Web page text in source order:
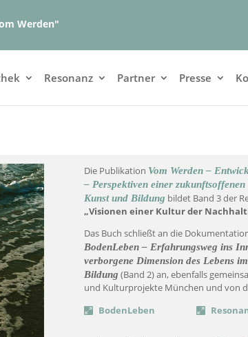
Werden"
Resonanz Partner Presse
Die Publikation Vom Werden –
– Perspektiven einer
Kunst und Bildung bildet Band 3 der
„Visionen einer Kultur der
Das Buch schließt an die
BodenLeben – Erfahrungsweg ins
verborgene Dimension des Lebens
Bildung (Band 2) an, ebenfalls
und Kulturprojekte München und von
BodenLeben